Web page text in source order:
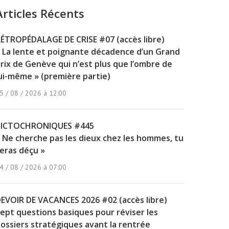
Récents
DE CRISE #07 (accès libre)
La lente et poignante décadence d’un Grand
de Genève qui n’est plus que l’ombre de
même » (première partie)
/ 08 / 2026 à 12:00
#445
Ne cherche pas les dieux chez les hommes, tu
déçu »
/ 08 / 2026 à 07:00
DE VACANCES 2026 #02 (accès libre)
questions basiques pour réviser les
stratégiques avant la rentrée